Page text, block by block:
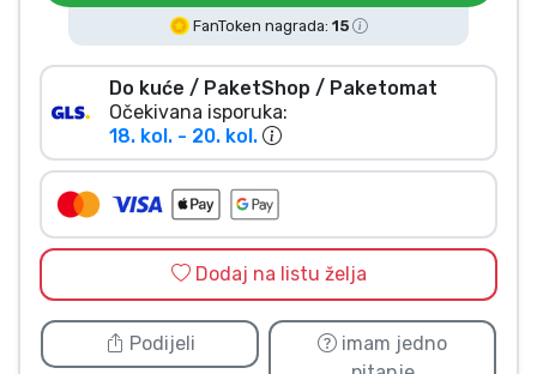
FanToken nagrada: 15
Do kuće / PaketShop / Paketomat
Očekivana isporuka:
18. kol. - 20. kol.
Dodaj na listu želja
Podijeli
imam jedno
Marke